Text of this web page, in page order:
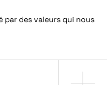
par des valeurs qui nous